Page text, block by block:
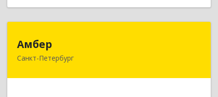
Амбер
Санкт-Петербург
191119, Санкт-Петербург г, Правды ул, дом №